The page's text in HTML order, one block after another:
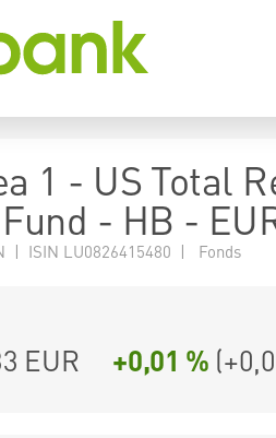
1 - US Total
- HB -
| ISIN LU0826415480 | Fonds
EUR +0,01 % (